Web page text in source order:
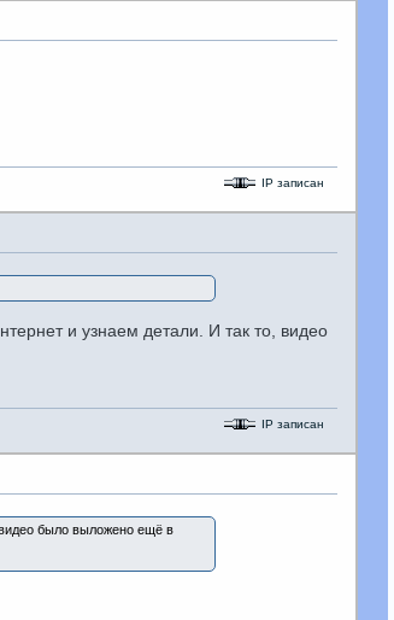
IP записан
и узнаем детали. И так то, видео
IP записан
было выложено ещё в